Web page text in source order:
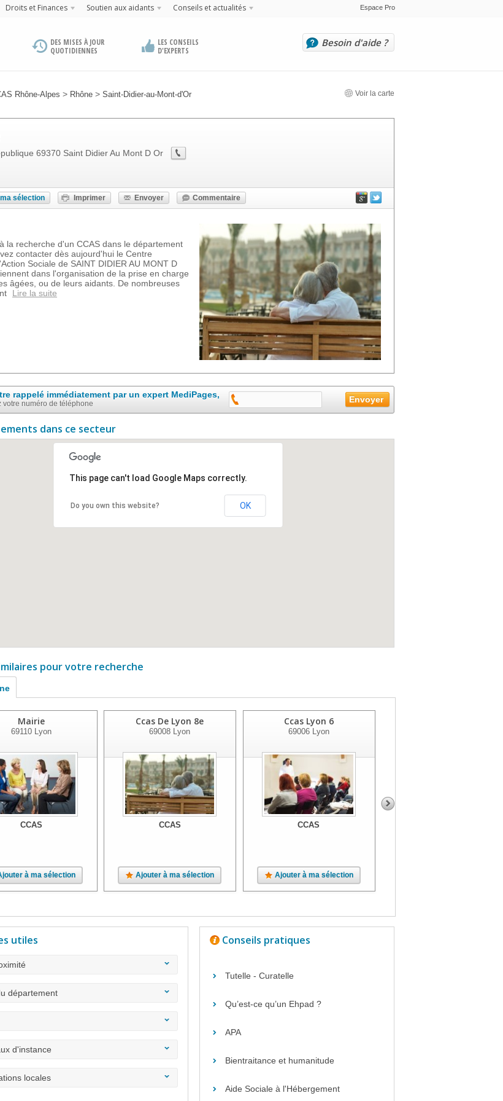
Droits et Finances Soutien aux aidants Conseils et actualités Espace Pro
DES MISES À JOUR
QUOTIDIENNES
LES CONSEILS
D'EXPERTS
Besoin d'aide ?
Rhône-Alpes > Rhône > Saint-Didier-au-Mont-d'Or Voir la carte
69370 Saint Didier Au Mont D Or
sélection Imprimer Envoyer Commentaire
la recherche d'un CCAS dans le département
contacter dès aujourd'hui le Centre
Sociale de SAINT DIDIER AU MONT D
dans l'organisation de la prise en charge
âgées, ou de leurs aidants. De nombreuses
Lire la suite
rappelé immédiatement par un expert MediPages,
votre numéro de téléphone
dans ce secteur
This page can't load Google Maps correctly.
Do you own this website? OK
pour votre recherche
Mairie
69110Lyon
CCAS
à ma sélection
Ccas De Lyon 8e
69008 Lyon
CCAS
Ajouter à ma sélection
Ccas Lyon 6
69006Lyon
CCAS
Ajouter à ma sélection
utiles
département
d'instance
locales
Conseils pratiques
Tutelle - Curatelle
Qu’est-ce qu’un Ehpad ?
APA
Bientraitance et humanitude
Aide Sociale à l'Hébergement